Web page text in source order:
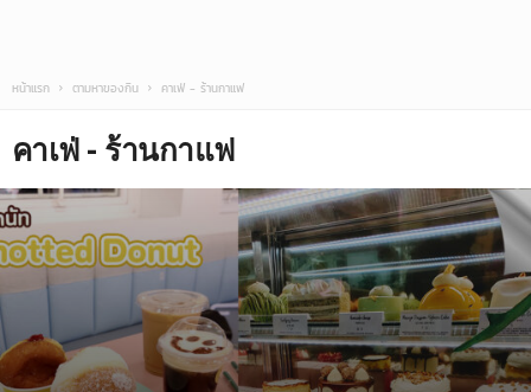
หน้าแรก ตามหาของกิน คาเฟ่ - ร้านกาแฟ
คาเฟ่ - ร้านกาแฟ